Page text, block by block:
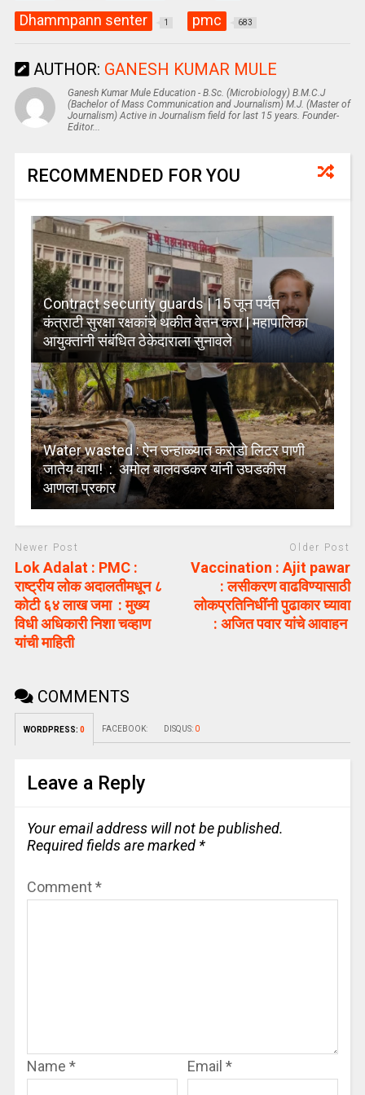
Dhammpann senter 1 pmc 683
AUTHOR: GANESH KUMAR MULE
Ganesh Kumar Mule Education - B.Sc. (Microbiology) B.M.C.J
(Bachelor of Mass Communication and Journalism) M.J. (Master of
Journalism) Active in Journalism field for last 15 years. Founder-
Editor...
RECOMMENDED FOR YOU
Contract security guards | 15 जून पर्यंत
कंत्राटी सुरक्षा रक्षकांचे थकीत वेतन करा | महापालिका
आयुक्तांनी संबंधित ठेकेदाराला सुनावले
Water wasted : ऐन उन्हाळ्यात करोडो लिटर पाणी
जातेय वाया! : अमोल बालवडकर यांनी उघडकीस
आणला प्रकार
Newer Post
Lok Adalat : PMC :
राष्ट्रीय लोक अदालतीमधून ८
कोटी ६४ लाख जमा : मुख्य
विधी अधिकारी निशा चव्हाण
यांची माहिती
Older Post
Vaccination : Ajit pawar
: लसीकरण वाढविण्यासाठी
लोकप्रतिनिधींनी पुढाकार घ्यावा
: अजित पवार यांचे आवाहन
COMMENTS
WORDPRESS: 0 FACEBOOK: DISQUS: 0
Leave a Reply
Your email address will not be published.
Required fields are marked *
Comment*
Name * Email *